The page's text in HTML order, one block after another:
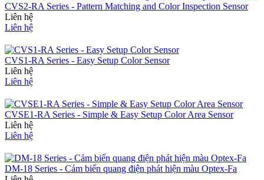
CVS2-RA Series - Pattern Matching and Color Inspection Sensor
Liên hệ
Liên hệ
CVS1-RA Series - Easy Setup Color Sensor
Liên hệ
Liên hệ
CVSE1-RA Series - Simple & Easy Setup Color Area Sensor
Liên hệ
Liên hệ
DM-18 Series - Cảm biến quang điện phát hiện màu Optex-Fa